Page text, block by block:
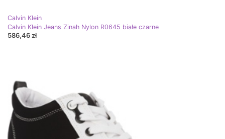
Calvin Klein
Calvin Klein Jeans Zinah Nylon R0645 białe czarne
586,46 zł